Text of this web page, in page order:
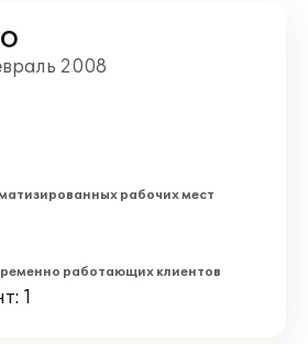
2008
рабочих мест
работающих клиентов
1